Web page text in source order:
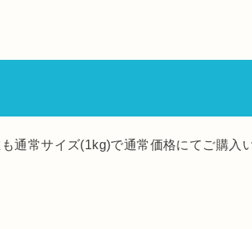
通常サイズ(1kg)で通常価格にてご購入